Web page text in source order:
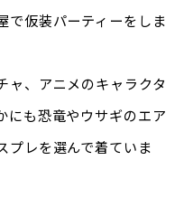
で仮装パーティーをしま
ャ、アニメのキャラクタ
にも恐竜やウサギのエア
プレを選んで着ていま